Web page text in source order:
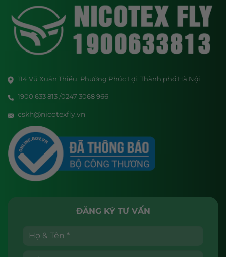
114 Vũ Xuân Thiều, Phường Phúc Lợi, Thành phố Hà Nội
1900 633 813 /0247 3068 966
cskh@nicotexfly.vn
ĐĂNG KÝ TƯ VẤN